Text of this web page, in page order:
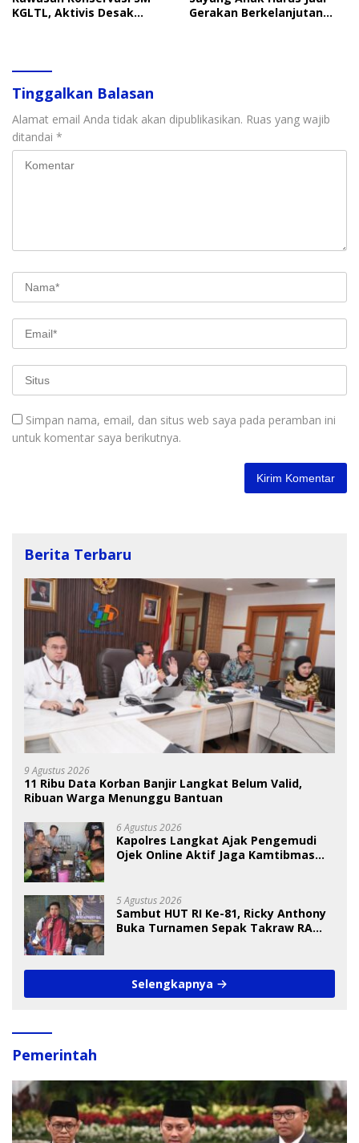
KGLTL, Aktivis Desak
Gerakan Berkelanjutan
Tinggalkan Balasan
Alamat email Anda tidak akan dipublikasikan. Ruas yang wajib
ditandai *
Simpan nama, email, dan situs web saya pada peramban ini
untuk komentar saya berikutnya.
Berita Terbaru
9 Agustus 2026
11 Ribu Data Korban Banjir Langkat Belum Valid,
Ribuan Warga Menunggu Bantuan
6 Agustus 2026
Kapolres Langkat Ajak Pengemudi
Ojek Online Aktif Jaga Kamtibmas
5 Agustus 2026
Sambut HUT RI Ke-81, Ricky Anthony
Buka Turnamen Sepak Takraw RA
Selengkapnya
Pemerintah